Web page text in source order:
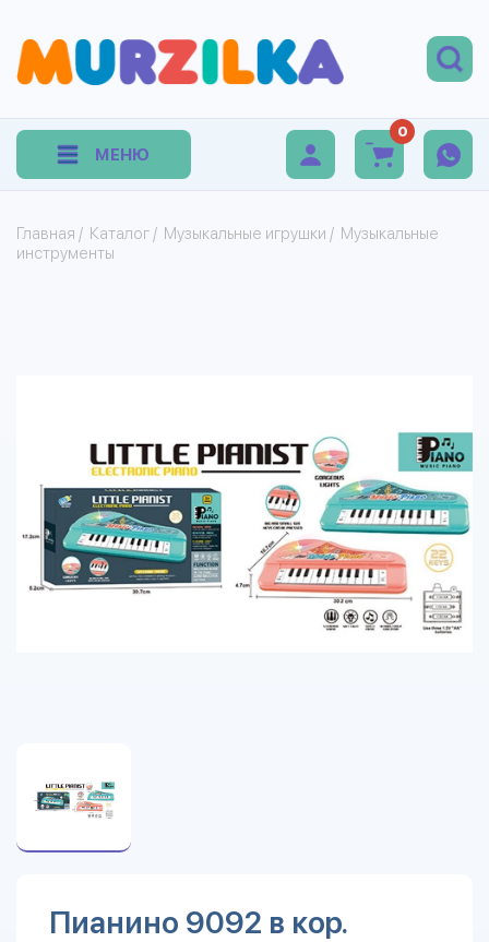
МЕНЮ
0
Главная / Каталог / Музыкальные игрушки / Музыкальные
инструменты
Пианино 9092 в кор.